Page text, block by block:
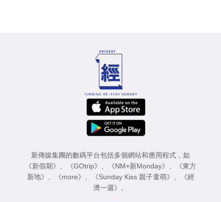
新傳媒集團的數碼平台包括多個網站和應用程式，如
《新假期》
《GOtrip》 《NM+新Monday》
《東方
新地》
《more》 《Sunday Kiss 親子童萌》
《經
濟一週》
。